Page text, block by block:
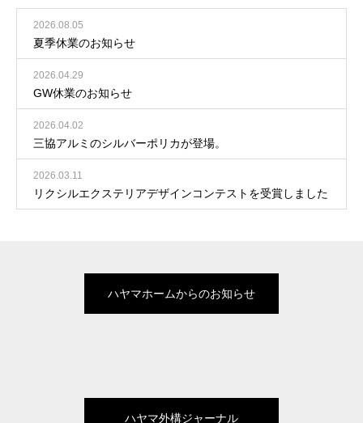
2026.08.05
夏季休業のお知らせ
2026.04.29
GW休業のお知らせ
2026.04.02
三協アルミのシルバーポリカが登場。
2026.03.11
リクシルエクステリアデザインコンテストを受賞しました
ハヤマホームからのお知らせ
ハヤマ外構ジャーナル